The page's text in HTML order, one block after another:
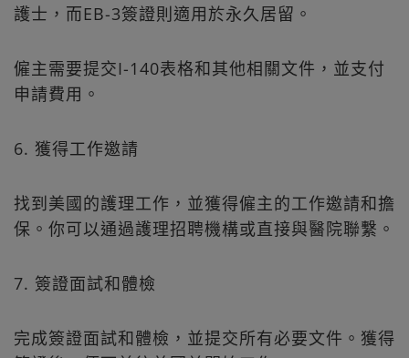
護士，而EB-3簽證則適用於永久居留。
僱主需要提交I-140表格和其他相關文件，並支付
申請費用。
6. 獲得工作邀請
找到美國的護理工作，並獲得僱主的工作邀請和擔
保。你可以通過護理招聘機構或直接與醫院聯繫。
7. 簽證面試和體檢
完成簽證面試和體檢，並提交所有必要文件。獲得